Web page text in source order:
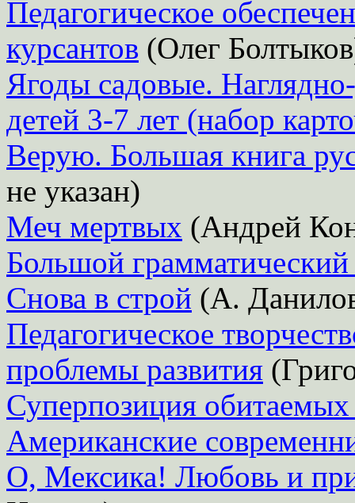
Педагогическое
курсантов (Олег
Ягоды садовые.
детей 3-7 лет (набор
Верую. Большая книга
не указан)
Меч мертвых (Андрей
Большой грамматический
Снова в строй (А.
Педагогическое
проблемы развития
Суперпозиция
Американские
О, Мексика! Любовь и